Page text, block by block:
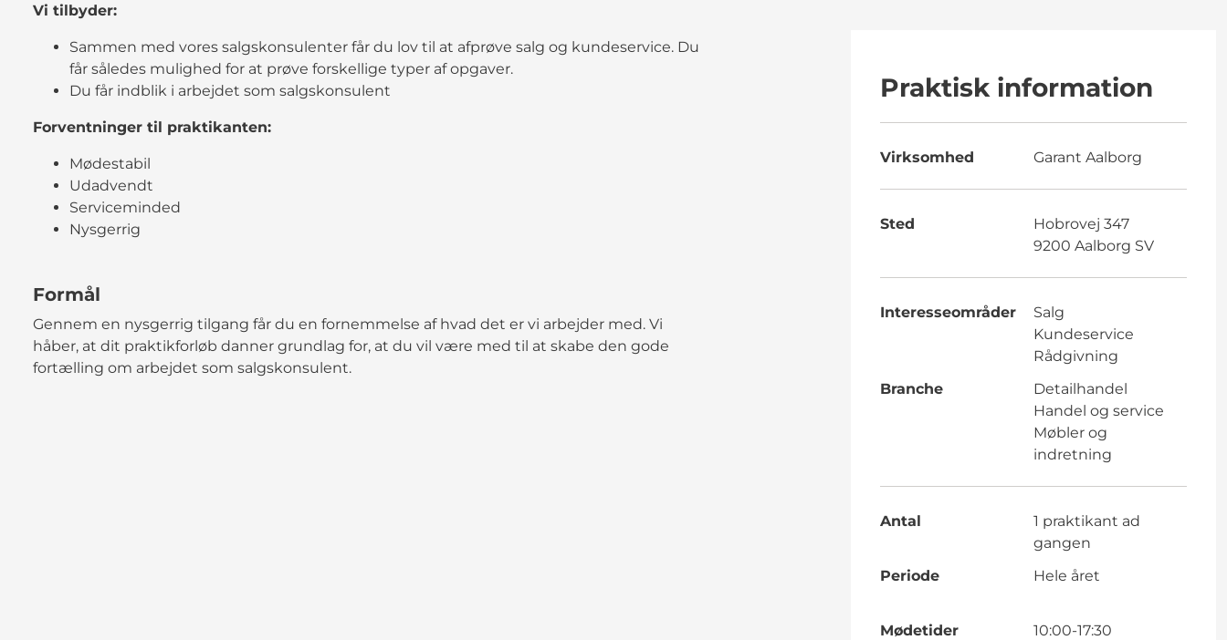
Vi tilbyder:
Sammen med vores salgskonsulenter får du lov til at afprøve salg og kundeservice. Du
får således mulighed for at prøve forskellige typer af opgaver.
Du får indblik i arbejdet som salgskonsulent
Forventninger til praktikanten:
Mødestabil
Udadvendt
Serviceminded
Nysgerrig
Formål
Gennem en nysgerrig tilgang får du en fornemmelse af hvad det er vi arbejder med. Vi
håber, at dit praktikforløb danner grundlag for, at du vil være med til at skabe den gode
fortælling om arbejdet som salgskonsulent.
Praktisk information
Virksomhed Garant Aalborg
Sted
Hobrovej 347
9200 Aalborg SV
Interesseområder
Salg
Kundeservice
Rådgivning
Branche
Detailhandel
Handel og service
Møbler og
indretning
Antal
1 praktikant ad
gangen
Periode
Hele året
Mødetider 10:00-17:30